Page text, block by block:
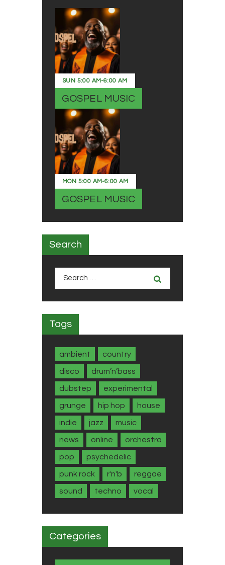
SUN 5:00 AM-6:00 AM
GOSPEL MUSIC
MON 5:00 AM-6:00 AM
GOSPEL MUSIC
Search
Tags
ambient country
disco drum’n’bass
dubstep experimental
grunge hip hop house
indie jazz music
news online orchestra
pop psychedelic
punk rock r'n'b reggae
sound techno vocal
Categories